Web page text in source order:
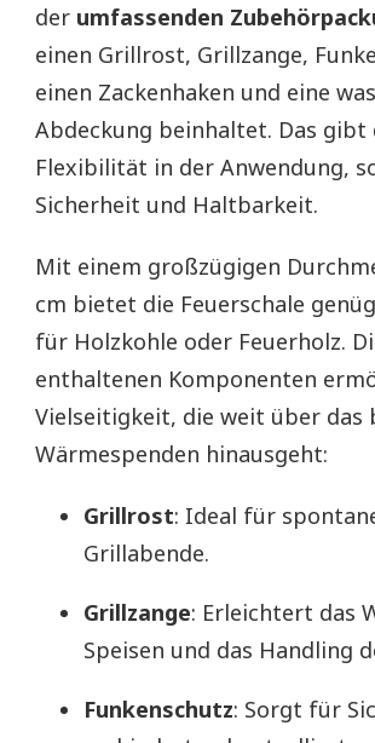
der umfassenden
einen Grillrost, Grillzange,
einen Zackenhaken und eine
Abdeckung beinhaltet. Das
Flexibilität in der Anwendung,
Sicherheit und Haltbarkeit.
Mit einem großzügigen
cm bietet die Feuerschale
für Holzkohle oder Feuerholz.
enthaltenen Komponenten
Vielseitigkeit, die weit über das
Wärmespenden hinausgeht:
Grillrost: Ideal für
Grillabende.
Grillzange: Erleichtert das
Speisen und das Handling
Funkenschutz: Sorgt für